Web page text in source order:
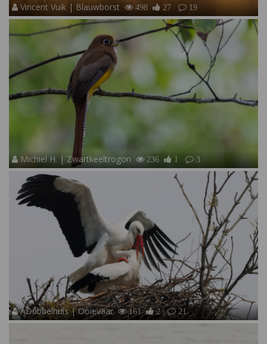
Vincent Vuik | Blauwborst 498 27 19
Michiel H. | Zwartkeeltrogon 236 1 3
ADubbelhuis | Ooievaar 161 2 21